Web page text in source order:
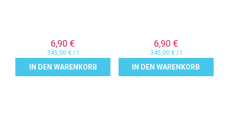
6,90 €
345,00€ /
IN DEN WARENKORB
6,90 €
345,00 €/
IN DEN WARENKORB